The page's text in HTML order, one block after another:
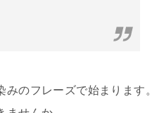
のフレーズで始まります。